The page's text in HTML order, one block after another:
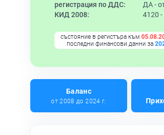
регистрация по ДДС:
ДА -
КИД 2008:
4120 -
състояние в регистъра към
последни финансови данни за
Баланс
от 2008 до 2024 г.